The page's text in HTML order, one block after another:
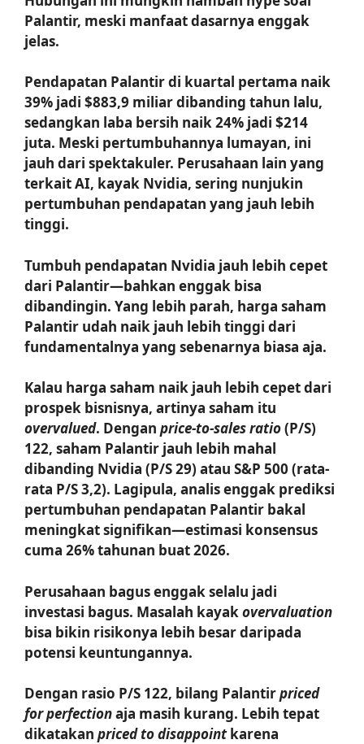
Palantir, meski manfaat dasarnya enggak
jelas.
Pendapatan Palantir di kuartal pertama naik
39% jadi $883,9 miliar dibanding tahun lalu,
sedangkan laba bersih naik 24% jadi $214
juta. Meski pertumbuhannya lumayan, ini
jauh dari spektakuler. Perusahaan lain yang
terkait AI, kayak Nvidia, sering nunjukin
pertumbuhan pendapatan yang jauh lebih
tinggi.
Tumbuh pendapatan Nvidia jauh lebih cepet
dari Palantir—bahkan enggak bisa
dibandingin. Yang lebih parah, harga saham
Palantir udah naik jauh lebih tinggi dari
fundamentalnya yang sebenarnya biasa aja.
Kalau harga saham naik jauh lebih cepet dari
prospek bisnisnya, artinya saham itu
overvalued. Dengan price-to-sales ratio(P/S)
122, saham Palantir jauh lebih mahal
dibanding Nvidia (P/S 29) atau S&P 500 (rata-
rata P/S 3,2). Lagipula, analis enggak prediksi
pertumbuhan pendapatan Palantir bakal
meningkat signifikan—estimasi konsensus
cuma 26% tahunan buat 2026.
Perusahaan bagus enggak selalu jadi
investasi bagus. Masalah kayak overvaluation
bisa bikin risikonya lebih besar daripada
potensi keuntungannya.
Dengan rasio P/S 122, bilang Palantirpriced
for perfectionaja masih kurang. Lebih tepat
dikatakan priced to disappointkarena